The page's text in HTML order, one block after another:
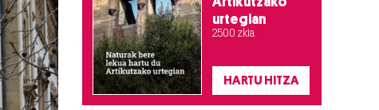
urtegian
2.500 zkia.
HARTU HITZA